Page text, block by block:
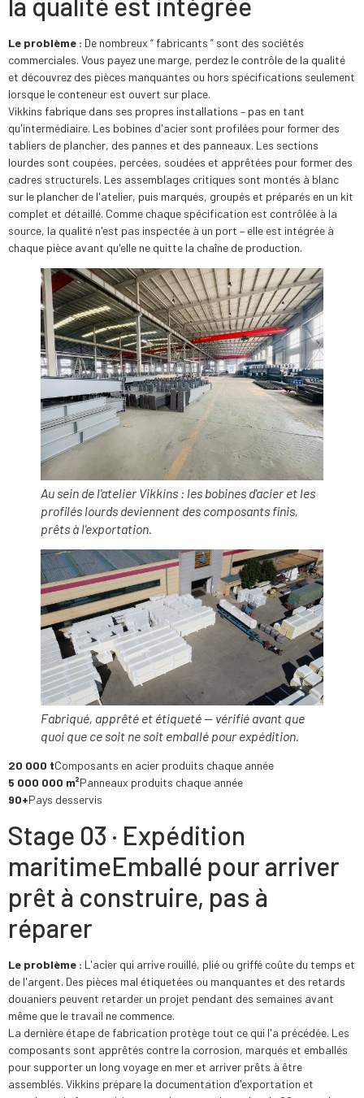
Le problème : De nombreux “ fabricants ” sont des sociétés
commerciales. Vous payez une marge, perdez le contrôle de la qualité
et découvrez des pièces manquantes ou hors spécifications seulement
lorsque le conteneur est ouvert sur place.
Vikkins fabrique dans ses propres installations – pas en tant
qu'intermédiaire. Les bobines d'acier sont profilées pour former des
tabliers de plancher, des pannes et des panneaux. Les sections
lourdes sont coupées, percées, soudées et apprêtées pour former des
cadres structurels. Les assemblages critiques sont montés à blanc
sur le plancher de l'atelier, puis marqués, groupés et préparés en un kit
complet et détaillé. Comme chaque spécification est contrôlée à la
source, la qualité n'est pas inspectée à un port – elle est intégrée à
chaque pièce avant qu'elle ne quitte la chaîne de production.
Au sein de l'atelier Vikkins : les bobines d'acier et les
profilés lourds deviennent des composants finis,
prêts à l'exportation.
Fabriqué, apprêté et étiqueté — vérifié avant que
quoi que ce soit ne soit emballé pour expédition.
20 000 tComposants en acier produits chaque année
5 000 000 m²Panneaux produits chaque année
90+Pays desservis
Stage 03 · Expédition
maritimeEmballé pour arriver
prêt à construire, pas à
réparer
Le problème : L'acier qui arrive rouillé, plié ou griffé coûte du temps et
de l'argent. Des pièces mal étiquetées ou manquantes et des retards
douaniers peuvent retarder un projet pendant des semaines avant
même que le travail ne commence.
La dernière étape de fabrication protège tout ce qui l'a précédée. Les
composants sont apprêtés contre la corrosion, marqués et emballés
pour supporter un long voyage en mer et arriver prêts à être
assemblés. Vikkins prépare la documentation d'exportation et